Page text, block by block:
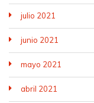
julio 2021
junio 2021
mayo 2021
abril 2021